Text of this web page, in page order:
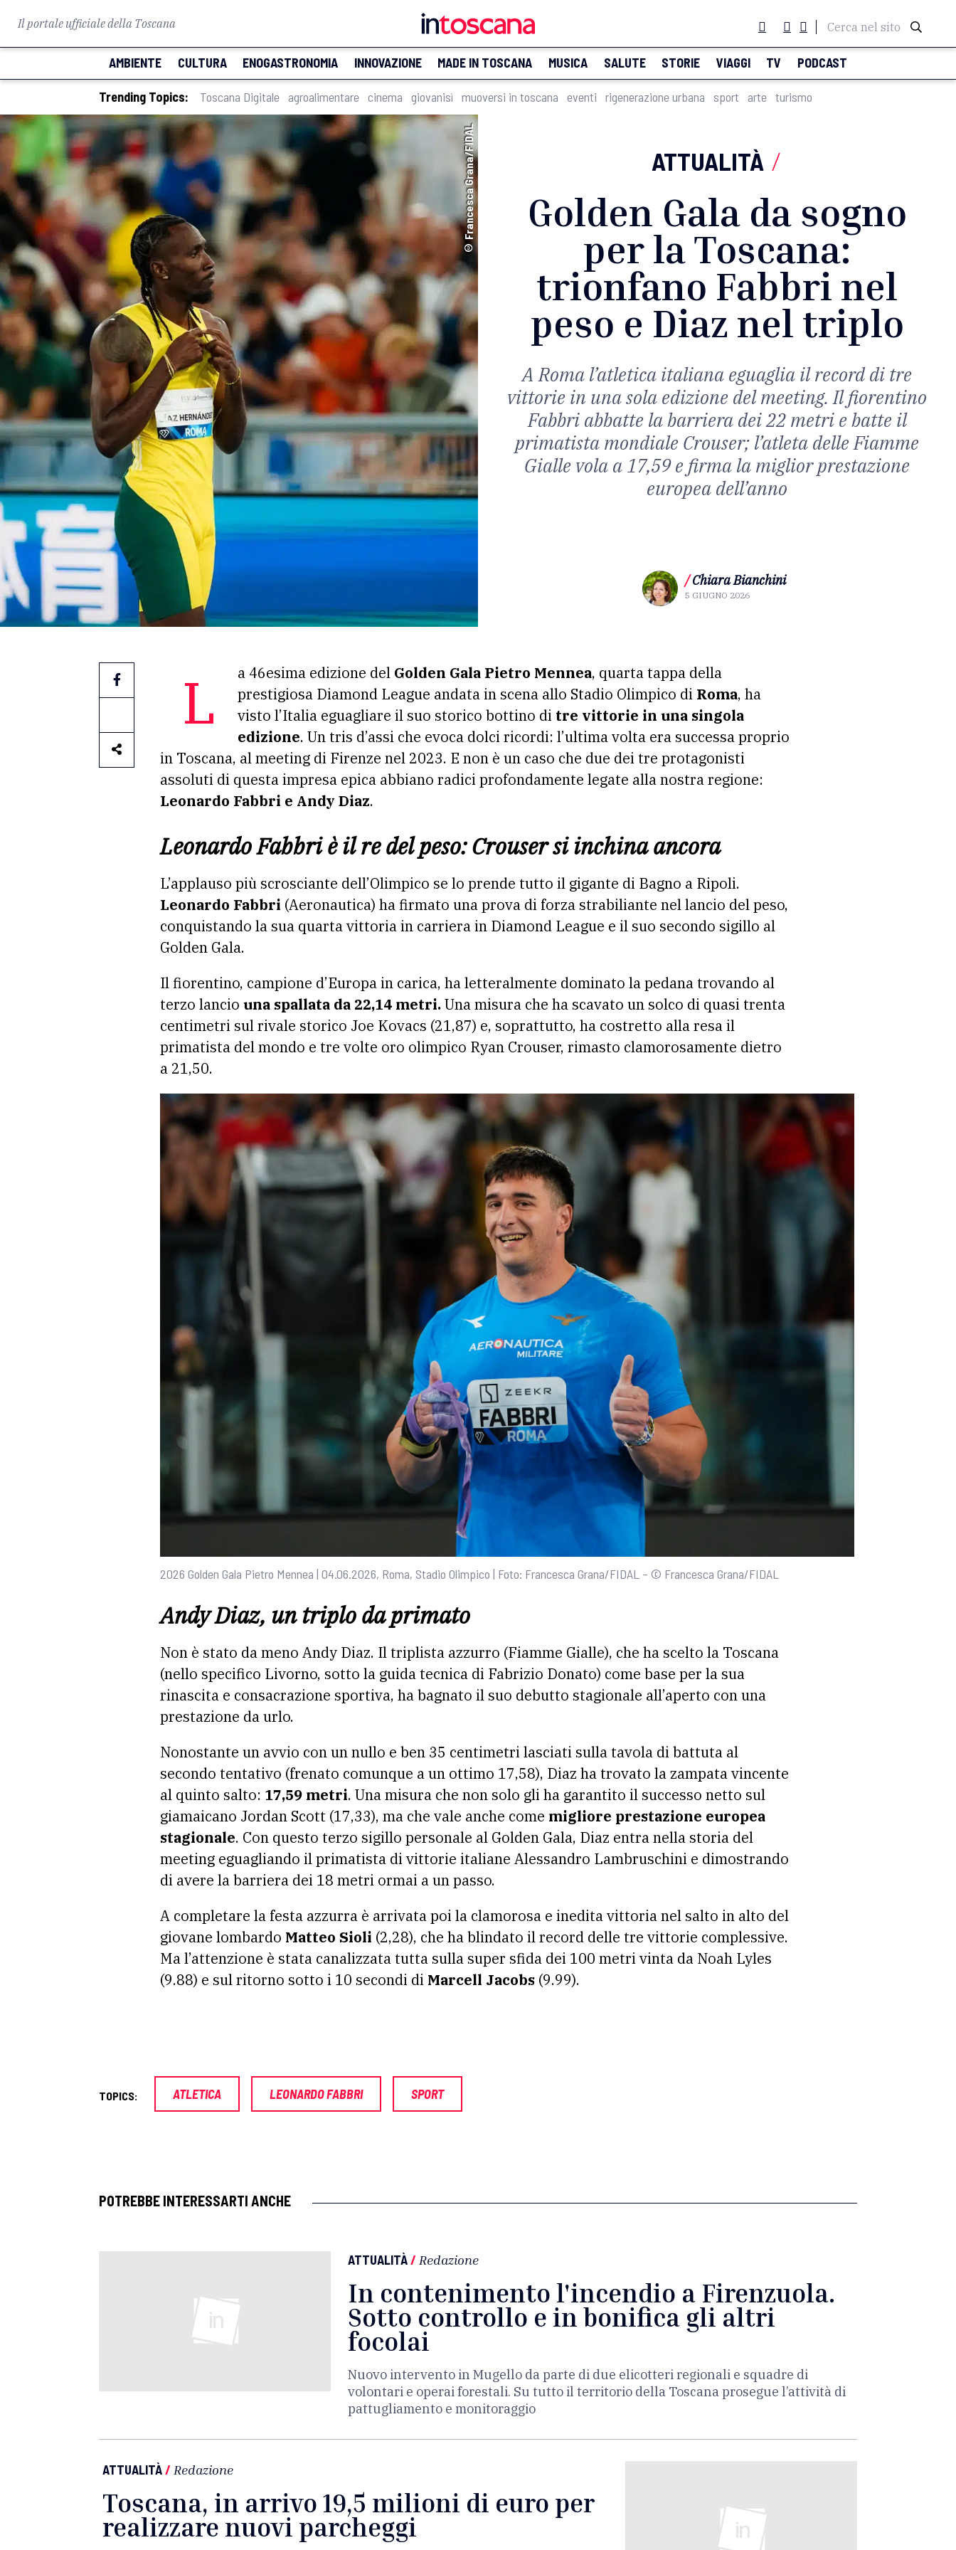
Il portale ufficiale della Toscana Cerca nel sito
AMBIENTE CULTURA ENOGASTRONOMIA INNOVAZIONE MADE IN TOSCANA MUSICA SALUTE STORIE VIAGGI TV PODCAST
Trending Topics: Toscana Digitale agroalimentare cinema giovanisì muoversi in toscana eventi rigenerazione urbana sport arte turismo
© Francesca Grana/FIDAL ATTUALITÀ /
Golden Gala da sogno
per la Toscana:
trionfano Fabbri nel
peso e Diaz nel triplo
A Roma l’atletica italiana eguaglia il record di tre
vittorie in una sola edizione del meeting. Il fiorentino
Fabbri abbatte la barriera dei 22 metri e batte il
primatista mondiale Crouser; l’atleta delle Fiamme
Gialle vola a 17,59 e firma la miglior prestazione
europea dell’anno
/ Chiara Bianchini
5 GIUGNO 2026
La 46esima edizione del Golden Gala Pietro Mennea, quarta tappa della
prestigiosa Diamond League andata in scena allo Stadio Olimpico di Roma, ha
visto l’Italia eguagliare il suo storico bottino di tre vittorie in una singola
edizione. Un tris d’assi che evoca dolci ricordi: l’ultima volta era successa proprio
in Toscana, al meeting di Firenze nel 2023. E non è un caso che due dei tre protagonisti
assoluti di questa impresa epica abbiano radici profondamente legate alla nostra regione:
Leonardo Fabbri e Andy Diaz.
Leonardo Fabbri è il re del peso: Crouser si inchina ancora
L’applauso più scrosciante dell’Olimpico se lo prende tutto il gigante di Bagno a Ripoli.
Leonardo Fabbri (Aeronautica) ha firmato una prova di forza strabiliante nel lancio del peso,
conquistando la sua quarta vittoria in carriera in Diamond League e il suo secondo sigillo al
Golden Gala.
Il fiorentino, campione d’Europa in carica, ha letteralmente dominato la pedana trovando al
terzo lancio una spallata da 22,14 metri.Una misura che ha scavato un solco di quasi trenta
centimetri sul rivale storico Joe Kovacs (21,87) e, soprattutto, ha costretto alla resa il
primatista del mondo e tre volte oro olimpico Ryan Crouser, rimasto clamorosamente dietro
a 21,50.
2026 Golden Gala Pietro Mennea | 04.06.2026, Roma, Stadio Olimpico | Foto: Francesca Grana/FIDAL – © Francesca Grana/FIDAL
Andy Diaz, un triplo da primato
Non è stato da meno Andy Diaz. Il triplista azzurro (Fiamme Gialle), che ha scelto la Toscana
(nello specifico Livorno, sotto la guida tecnica di Fabrizio Donato) come base per la sua
rinascita e consacrazione sportiva, ha bagnato il suo debutto stagionale all’aperto con una
prestazione da urlo.
Nonostante un avvio con un nullo e ben 35 centimetri lasciati sulla tavola di battuta al
secondo tentativo (frenato comunque a un ottimo 17,58), Diaz ha trovato la zampata vincente
al quinto salto: 17,59 metri. Una misura che non solo gli ha garantito il successo netto sul
giamaicano Jordan Scott (17,33), ma che vale anche come migliore prestazione europea
stagionale. Con questo terzo sigillo personale al Golden Gala, Diaz entra nella storia del
meeting eguagliando il primatista di vittorie italiane Alessandro Lambruschini e dimostrando
di avere la barriera dei 18 metri ormai a un passo.
A completare la festa azzurra è arrivata poi la clamorosa e inedita vittoria nel salto in alto del
giovane lombardo Matteo Sioli (2,28), che ha blindato il record delle tre vittorie complessive.
Ma l’attenzione è stata canalizzata tutta sulla super sfida dei 100 metri vinta da Noah Lyles
(9.88) e sul ritorno sotto i 10 secondi di Marcell Jacobs (9.99).
TOPICS: ATLETICA LEONARDO FABBRI SPORT
POTREBBE INTERESSARTI ANCHE
ATTUALITÀ/ Redazione
In contenimento l'incendio a Firenzuola.
Sotto controllo e in bonifica gli altri
focolai
Nuovo intervento in Mugello da parte di due elicotteri regionali e squadre di
volontari e operai forestali. Su tutto il territorio della Toscana prosegue l’attività di
pattugliamento e monitoraggio
ATTUALITÀ/ Redazione
Toscana, in arrivo 19,5 milioni di euro per
realizzare nuovi parcheggi